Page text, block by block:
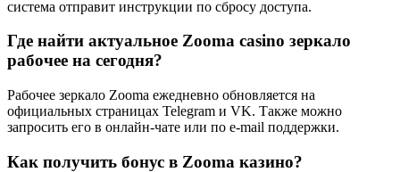
система отправит инструкции по сбросу доступа.
Где найти актуальное Zooma casino зеркало
рабочее на сегодня?
Рабочее зеркало Zooma ежедневно обновляется на
официальных страницах Telegram и VK. Также можно
запросить его в онлайн-чате или по e-mail поддержки.
Как получить бонус в Zooma казино?